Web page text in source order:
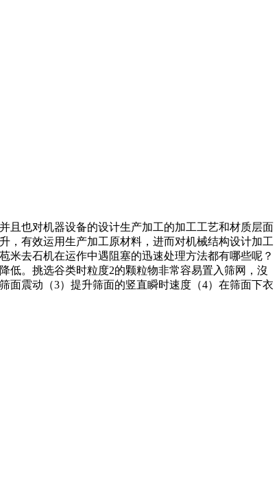
且也对机器设备的设计生产加工的加工工艺和材质层面
，有效运用生产加工原材料，进而对机械结构设计加工
米去石机在运作中遇阻塞的迅速处理方法都有哪些呢？
低。挑选谷类时粒度2的颗粒物非常容易置入筛网，沒
面震动（3）提升筛面的竖直瞬时速度（4）在筛面下衣